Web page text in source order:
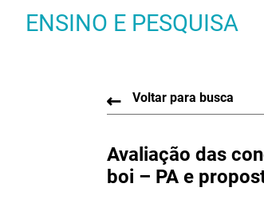
ENSINO E PESQUISA
Voltar para busca
Avaliação das
boi – PA e